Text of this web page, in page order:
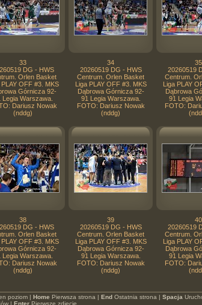
33
DG - HWS
Orlen Basket
PLAY OFF #3. MKS
Górnicza 92-
Legia Warszawa.
Dariusz Nowak
(nddg)
34
20260519 DG - HWS
Centrum. Orlen Basket
Liga PLAY OFF #3. MKS
Dąbrowa Górnicza 92-
91 Legia Warszawa.
FOTO: Dariusz Nowak
(nddg)
35
20260519
Centrum.
Liga PLAY
Dąbrowa
91 Legia
FOTO:
38
DG - HWS
Orlen Basket
PLAY OFF #3. MKS
Górnicza 92-
Legia Warszawa.
Dariusz Nowak
(nddg)
39
20260519 DG - HWS
Centrum. Orlen Basket
Liga PLAY OFF #3. MKS
Dąbrowa Górnicza 92-
91 Legia Warszawa.
FOTO: Dariusz Nowak
(nddg)
40
20260519
Centrum.
Liga PLAY
Dąbrowa
91 Legia
FOTO:
poziom | Home Pierwsza strona | EndOstatnia strona | Spacja
| EnterPierwsze zdjęcie